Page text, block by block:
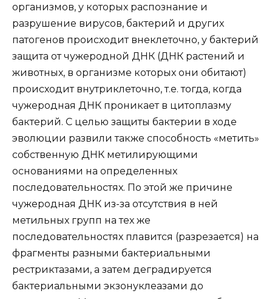
организмов, у которых распознание и
разрушение вирусов, бактерий и других
патогенов происходит внеклеточно, у бактерий
защита от чужеродной ДНК (ДНК растений и
животных, в организме которых они обитают)
происходит внутриклеточно, т.е. тогда, когда
чужеродная ДНК проникает в цитоплазму
бактерий. С целью защиты бактерии в ходе
эволюции развили также способность «метить»
собственную ДНК метилирующими
основаниями на определенных
последовательностях. По этой же причине
чужеродная ДНК из-за отсутствия в ней
метильных групп на тех же
последовательностях плавится (разрезается) на
фрагменты разными бактериальными
рестриктазами, а затем деградируется
бактериальными экзонуклеазами до